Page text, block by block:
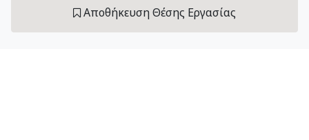
Αποθήκευση Θέσης Εργασίας